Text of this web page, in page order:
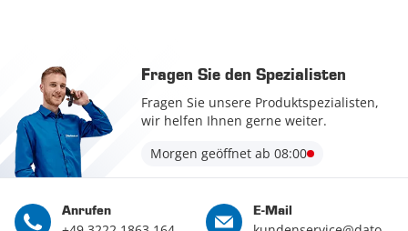
Fragen Sie den Spezialisten
Fragen Sie unsere Produktspezialisten,
wir helfen Ihnen gerne weiter.
Morgen geöffnet ab 08:00
Anrufen E-Mail